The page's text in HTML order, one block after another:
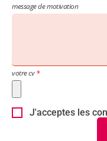
message de motivation
votre cv
J'acceptes les